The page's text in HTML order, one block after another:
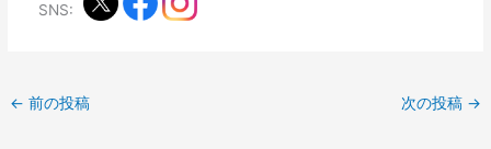
SNS:
← 前の投稿 次の投稿 →